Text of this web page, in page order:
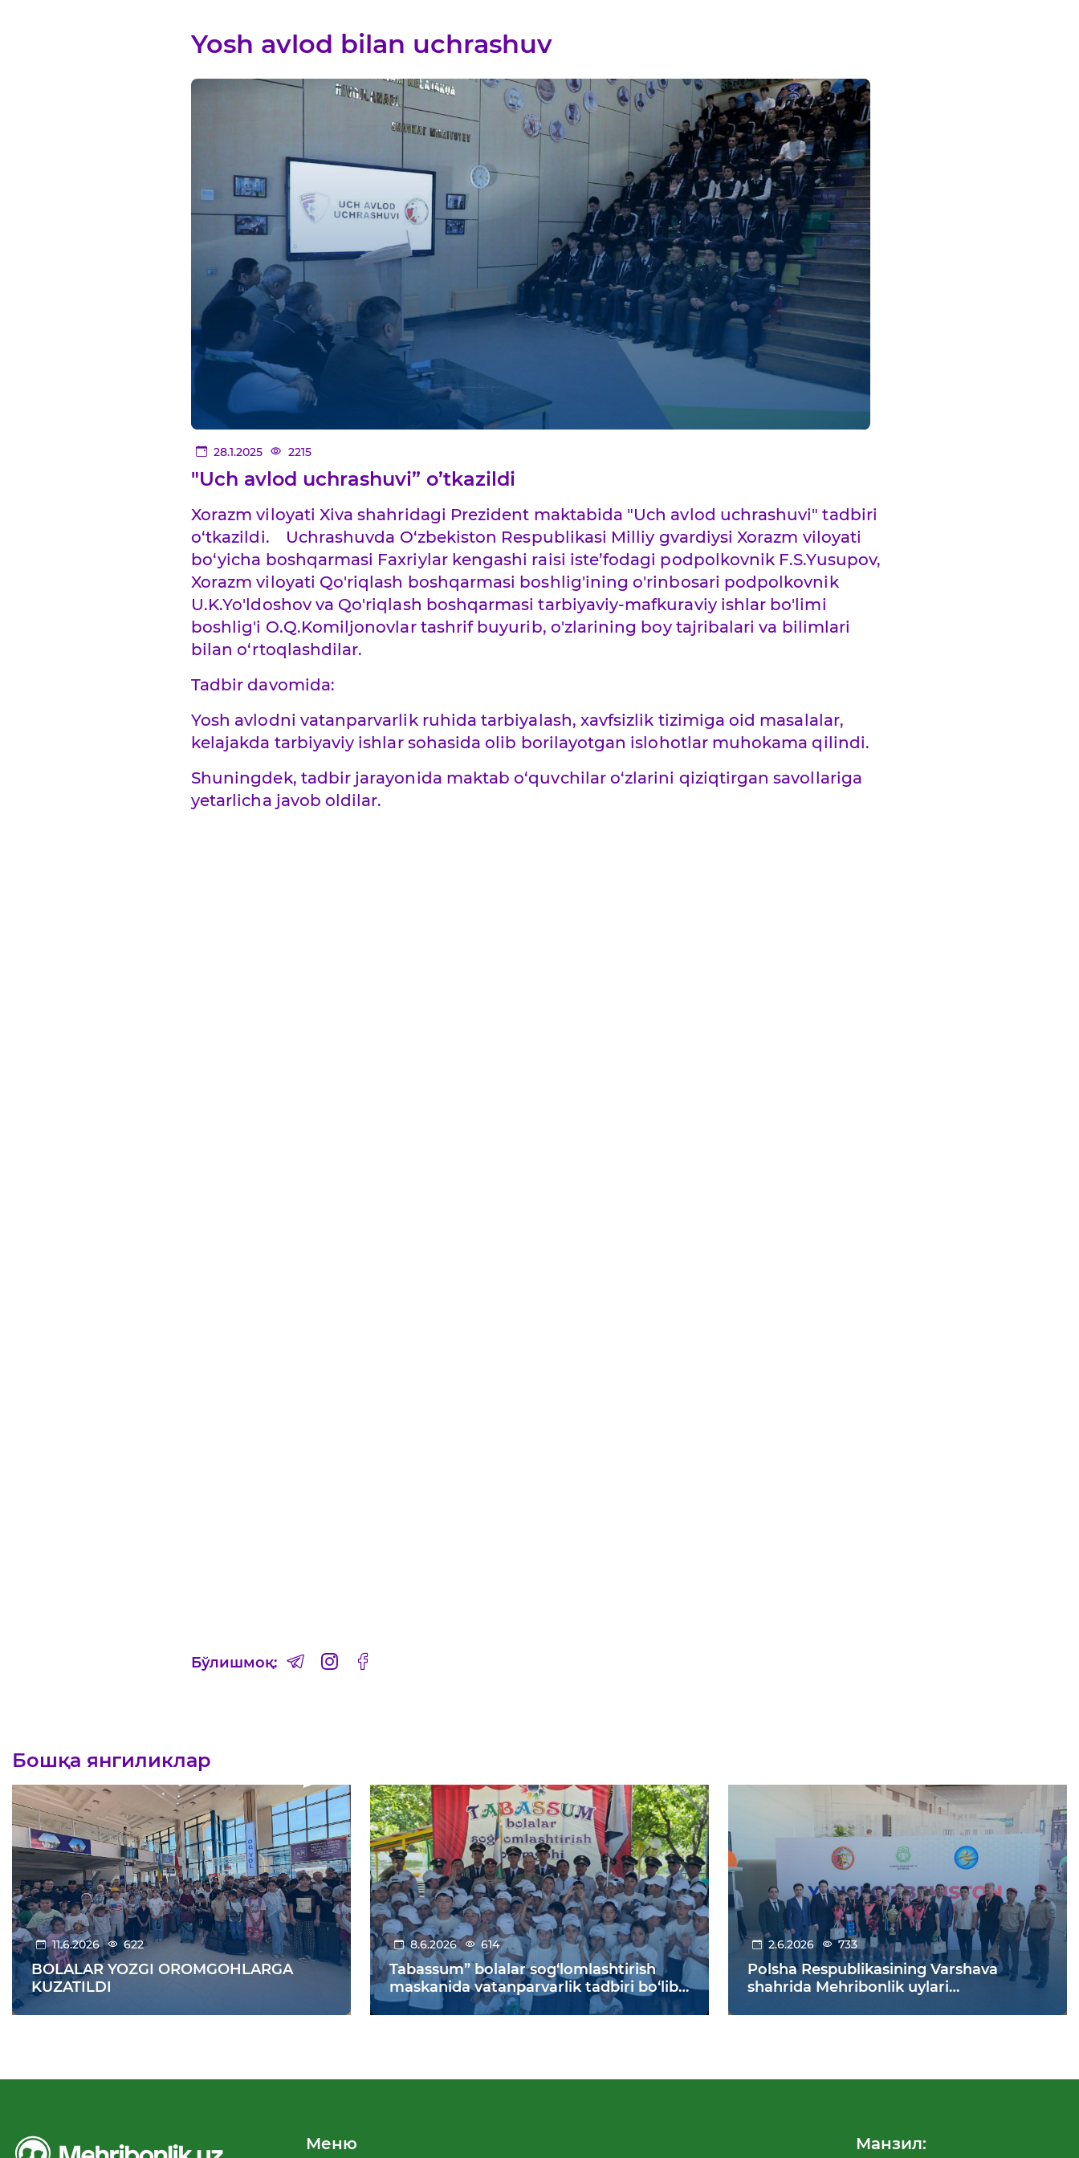
Yosh avlod bilan uchrashuv
28.1.2025 2215
"Uch аvlod uchrashuvi” o’tkazildi
Xorazm viloyati Xiva shahridagi Prezident maktabida "Uch avlod uchrashuvi" tadbiri
o‘tkazildi. Uchrashuvda O‘zbekiston Respublikasi Milliy gvardiysi Xorazm viloyati
bo‘yicha boshqarmasi Faxriylar kengashi raisi iste’fodagi podpolkovnik F.S.Yusupov,
Xorazm viloyati Qo'riqlash boshqarmasi boshlig'ining o'rinbosari podpolkovnik
U.K.Yo'ldoshov va Qo'riqlash boshqarmasi tarbiyaviy-mafkuraviy ishlar bo'limi
boshlig'i O.Q.Komiljonovlar tashrif buyurib, o'zlarining boy tajribalari va bilimlari
bilan o‘rtoqlashdilar.
Tadbir davomida:
Yosh avlodni vatanparvarlik ruhida tarbiyalash, xavfsizlik tizimiga oid masalalar,
kelajakda tarbiyaviy ishlar sohasida olib borilayotgan islohotlar muhokama qilindi.
Shuningdek, tadbir jarayonida maktab o‘quvchilar o‘zlarini qiziqtirgan savollariga
yetarlicha javob oldilar.
Бўлишмоқ:
Бошқа янгиликлар
11.6.2026 622
BOLALAR YOZGI OROMGOHLARGA
KUZATILDI
8.6.2026 614
Tabassum” bolalar sog‘lomlashtirish
maskanida vatanparvarlik tadbiri bo‘lib
o‘tdi
2.6.2026 733
Polsha Respublikasining Varshava
shahrida Mehribonlik uylari
Меню Манзил: